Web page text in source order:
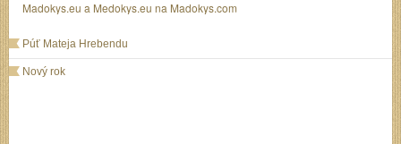
Madokys.eu a Medokys.eu na Madokys.com
Púť Mateja Hrebendu
Nový rok